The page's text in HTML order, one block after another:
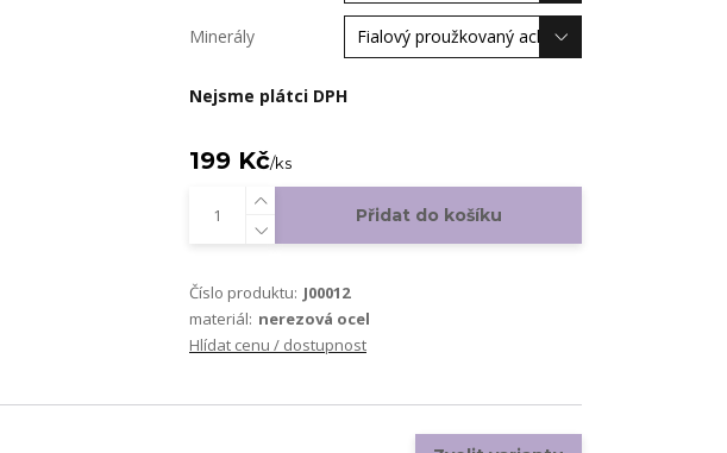
Minerály
Nejsme plátci DPH
199 Kč/ks
Přidat do košíku
Číslo produktu: J00012
materiál: nerezová ocel
Hlídat cenu / dostupnost